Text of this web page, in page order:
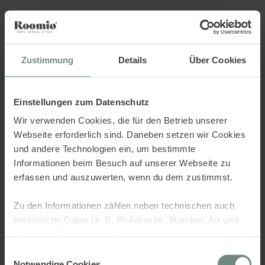
Zustimmung Details Über Cookies
Einstellungen zum Datenschutz
Wir verwenden Cookies, die für den Betrieb unserer
Webseite erforderlich sind. Daneben setzen wir Cookies
und andere Technologien ein, um bestimmte
Informationen beim Besuch auf unserer Webseite zu
erfassen und auszuwerten, wenn du dem zustimmst.
Zu den Informationen zählen neben technischen auch
persönliche Daten (z. B. IP-Adresse, Standort, Art und
Dies dient verschiedenen Zwecken: Statistik Cookies
Sorry.. there was an error,
check the console.